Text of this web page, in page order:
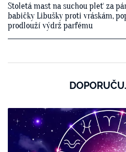
Stoletá mast na suchou pleť za
babičky Libušky proti vráskám,
prodlouží výdrž parfému